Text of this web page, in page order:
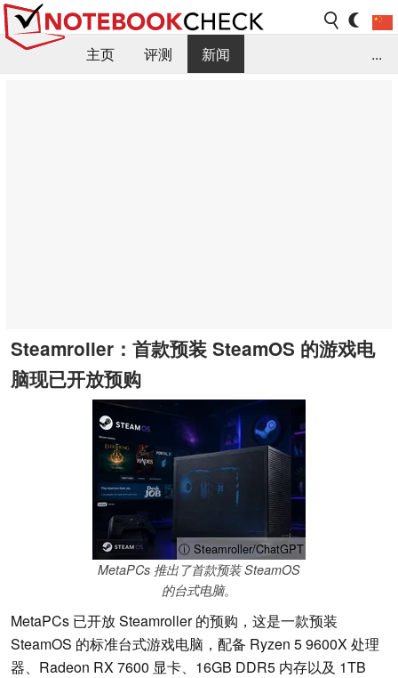
主页 评测
新闻
...
Steamroller：首款预装 SteamOS 的游戏电
脑现已开放预购
ⓘ Steamroller/ChatGPT
MetaPCs 推出了首款预装 SteamOS
的台式电脑。
MetaPCs 已开放 Steamroller 的预购，这是一款预装
SteamOS 的标准台式游戏电脑，配备 Ryzen 5 9600X 处理
器、Radeon RX 7600 显卡、16GB DDR5 内存以及 1TB